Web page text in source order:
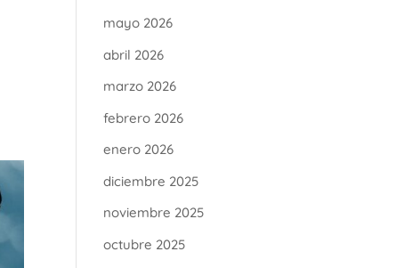
mayo 2026
abril 2026
marzo 2026
febrero 2026
enero 2026
diciembre 2025
noviembre 2025
octubre 2025